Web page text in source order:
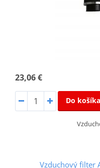
23,06 €
Do košíka
Vzduchový filter